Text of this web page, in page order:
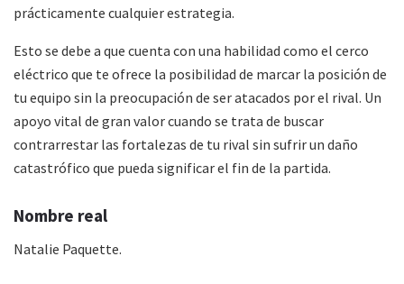
prácticamente cualquier estrategia.
Esto se debe a que cuenta con una habilidad como el cerco
eléctrico que te ofrece la posibilidad de marcar la posición de
tu equipo sin la preocupación de ser atacados por el rival. Un
apoyo vital de gran valor cuando se trata de buscar
contrarrestar las fortalezas de tu rival sin sufrir un daño
catastrófico que pueda significar el fin de la partida.
Nombre real
Natalie Paquette.